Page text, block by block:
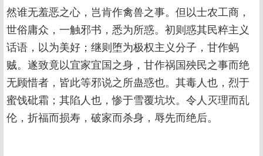
然谁无羞恶之心，岂肯作禽兽之事。但以士农工商，
世俗庸众，一触邪书，悉为所惑。初则惑其民粹主义
话语，以为美好；继则堕为极权主义分子，甘作蚂
贼。遂致竟以宜家宜国之身，甘作祸国殃民之事而绝
无顾惜者，皆此等邪说之所蛊惑也。其毒人也，烈于
蜜饯砒霜；其陷人也，惨于雪覆坑坎。令人灭理而乱
伦，折福而损寿，破家而杀身，辱先而绝后。